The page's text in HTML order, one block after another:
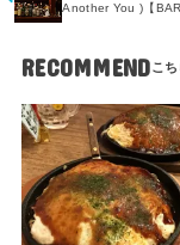
Another You )【BAR
RECOMMEND